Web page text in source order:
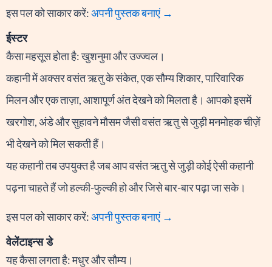
इस पल को साकार करें:अपनी पुस्तक बनाएं →
ईस्टर
कैसा महसूस होता है: खुशनुमा और उज्ज्वल।
कहानी में अक्सर वसंत ऋतु के संकेत, एक सौम्य शिकार, पारिवारिक
मिलन और एक ताज़ा, आशापूर्ण अंत देखने को मिलता है। आपको इसमें
खरगोश, अंडे और सुहावने मौसम जैसी वसंत ऋतु से जुड़ी मनमोहक चीज़ें
भी देखने को मिल सकती हैं।
यह कहानी तब उपयुक्त है जब आप वसंत ऋतु से जुड़ी कोई ऐसी कहानी
पढ़ना चाहते हैं जो हल्की-फुल्की हो और जिसे बार-बार पढ़ा जा सके।
इस पल को साकार करें:अपनी पुस्तक बनाएं →
वेलेंटाइन्स डे
यह कैसा लगता है: मधुर और सौम्य।